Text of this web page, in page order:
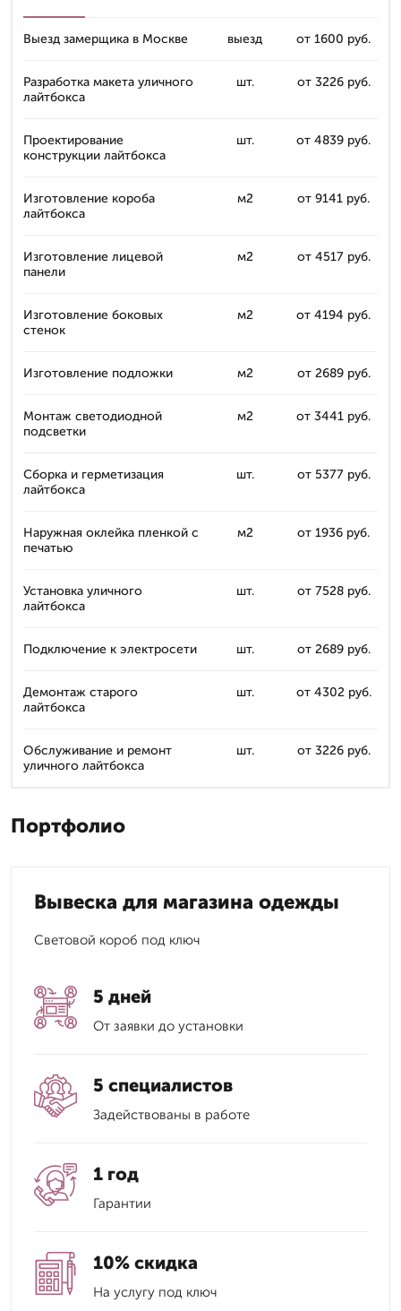
Выезд замерщика в Москве выезд от 1600 руб.
Разработка макета уличного
лайтбокса
шт. от 3226 руб.
Проектирование
конструкции лайтбокса
шт. от 4839 руб.
Изготовление короба
лайтбокса
м2 от 9141 руб.
Изготовление лицевой
панели
м2 от 4517 руб.
Изготовление боковых
стенок
м2 от 4194 руб.
Изготовление подложки м2 от 2689 руб.
Монтаж светодиодной
подсветки
м2 от 3441 руб.
Сборка и герметизация
лайтбокса
шт. от 5377 руб.
Наружная оклейка пленкой с
печатью
м2 от 1936 руб.
Установка уличного
лайтбокса
шт. от 7528 руб.
Подключение к электросети шт. от 2689 руб.
Демонтаж старого
лайтбокса
шт. от 4302 руб.
Обслуживание и ремонт
уличного лайтбокса
шт. от 3226 руб.
Портфолио
Вывеска для магазина одежды
Световой короб под ключ
5 дней
От заявки до установки
5 специалистов
Задействованы в работе
1 год
Гарантии
10% скидка
На услугу под ключ